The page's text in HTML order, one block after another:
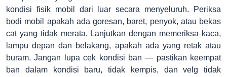
kondisi fisik mobil dari luar secara menyeluruh. Periksa
bodi mobil apakah ada goresan, baret, penyok, atau bekas
cat yang tidak merata. Lanjutkan dengan memeriksa kaca,
lampu depan dan belakang, apakah ada yang retak atau
buram. Jangan lupa cek kondisi ban — pastikan keempat
ban dalam kondisi baru, tidak kempis, dan velg tidak